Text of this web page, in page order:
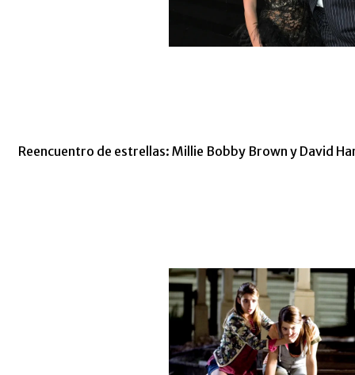
Reencuentro de estrellas: Millie Bobby Brown y David